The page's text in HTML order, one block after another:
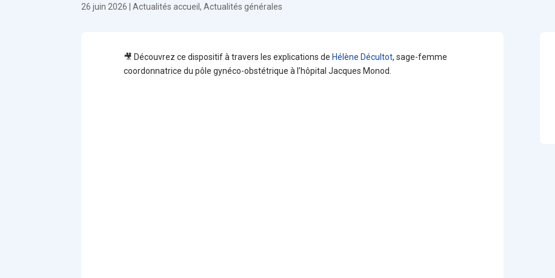
26 juin 2026 |Actualités accueil,Actualités générales
🎥 Découvrez ce dispositif à travers les explications de Hélène Décultot, sage-femme
coordonnatrice du pôle gynéco-obstétrique à l’hôpital Jacques Monod.